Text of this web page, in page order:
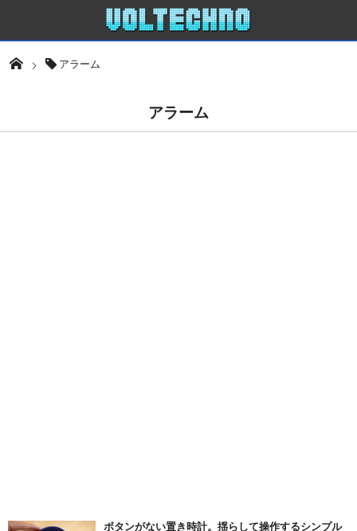
アラーム
アラーム
ボタンがない置き時計。揺らして操作するシンプル